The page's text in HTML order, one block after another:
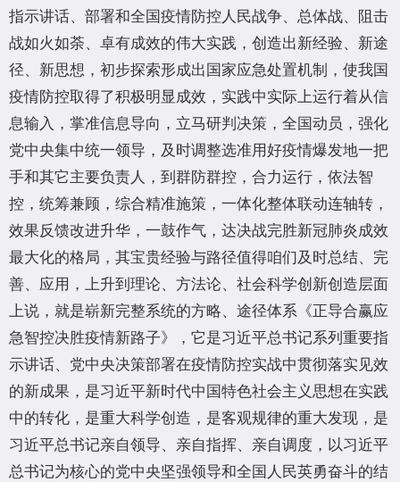
指示讲话、部署和全国疫情防控人民战争、总体战、阻击
战如火如荼、卓有成效的伟大实践，创造出新经验、新途
径、新思想，初步探索形成出国家应急处置机制，使我国
疫情防控取得了积极明显成效，实践中实际上运行着从信
息输入，掌准信息导向，立马研判决策，全国动员，强化
党中央集中统一领导，及时调整选准用好疫情爆发地一把
手和其它主要负责人，到群防群控，合力运行，依法智
控，统筹兼顾，综合精准施策，一体化整体联动连轴转，
效果反馈改进升华，一鼓作气，达决战完胜新冠肺炎成效
最大化的格局，其宝贵经验与路径值得咱们及时总结、完
善、应用，上升到理论、方法论、社会科学创新创造层面
上说，就是崭新完整系统的方略、途径体系《正导合赢应
急智控决胜疫情新路子》，它是习近平总书记系列重要指
示讲话、党中央决策部署在疫情防控实战中贯彻落实见效
的新成果，是习近平新时代中国特色社会主义思想在实践
中的转化，是重大科学创造，是客观规律的重大发现，是
习近平总书记亲自领导、亲自指挥、亲自调度，以习近平
总书记为核心的党中央坚强领导和全国人民英勇奋斗的结